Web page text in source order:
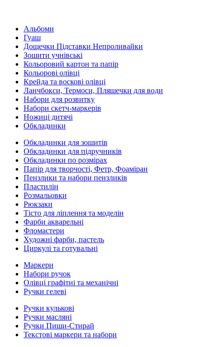
Альбоми
Гуаш
Дощечки Підставки Непроливайки
Зошити учнівські
Кольоровий картон та папір
Кольорові олівці
Крейда та воскові олівці
Ланчбокси, Термоси, Пляшечки для води
Набори для розвитку
Набори скетч-маркерів
Ножиці дитячі
Обкладинки
Обкладинки для зошитів
Обкладинки для підручників
Обкладинки по розмірах
Папір для творчості, Фетр, Фоаміран
Пензлики та набори пензликів
Пластилін
Розмальовки
Рюкзаки
Тісто для ліплення та моделін
Фарби акварельні
Фломастери
Художні фарби, пастель
Циркулі та готувальні
Маркери
Набори ручок
Олівці графітні та механічні
Ручки гелеві
Ручки кулькові
Ручки масляні
Ручки Пиши-Стирай
Текстові маркери та набори